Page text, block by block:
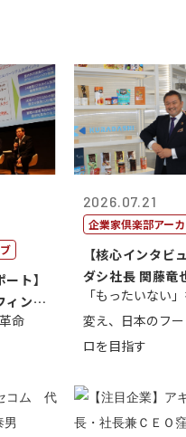
ト】
ィンテ
命
2026.07.21
企業家倶楽部アー
【核心インタビ
ダシ社長 関藤
「もったいない
変え、日本のフ
ロを目指す